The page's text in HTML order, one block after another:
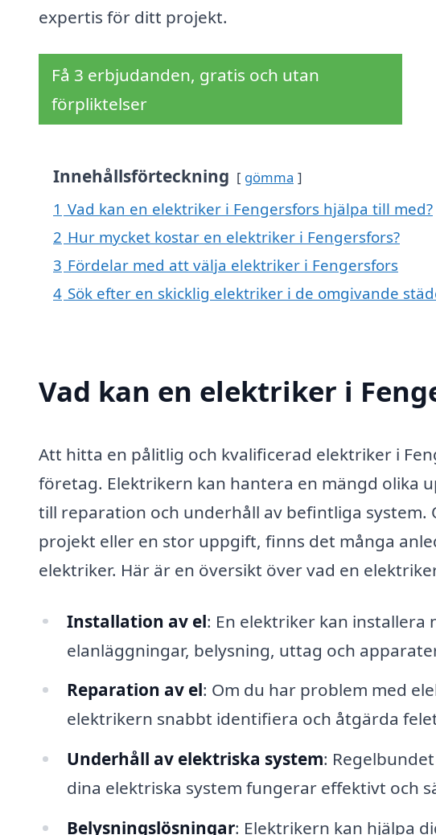
expertis för ditt projekt.
Få 3 erbjudanden, gratis och utan
förpliktelser
Innehållsförteckning gömma
1 Vad kan en elektriker i Fengersfors hjälpa till med?
2 Hur mycket kostar en elektriker i Fengersfors?
3 Fördelar med att välja elektriker i Fengersfors
4 Sök efter en skicklig elektriker i de omgivande
Vad kan en elektriker i
Att hitta en pålitlig och kvalificerad elektriker i
företag. Elektrikern kan hantera en mängd olika
till reparation och underhåll av befintliga
projekt eller en stor uppgift, finns det många
elektriker. Här är en översikt över vad en
Installation av el: En elektriker kan installera
elanläggningar, belysning, uttag och
Reparation av el: Om du har problem med
elektrikern snabbt identifiera och åtgärda
Underhåll av elektriska system:
dina elektriska system fungerar effektivt och
Belysningslösningar: Elektrikern kan hjälpa